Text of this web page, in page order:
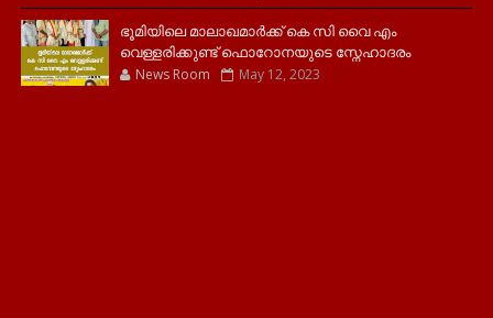
ഭൂമിയിലെ മാലാഖമാർക്ക് കെ സി വൈ എം
വെള്ളരിക്കുണ്ട് ഫൊറോനയുടെ സ്നേഹാദരം
News Room May 12, 2023